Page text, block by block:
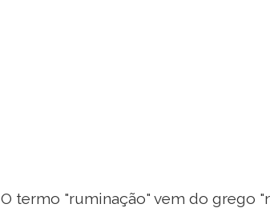
O termo "ruminação" vem do grego